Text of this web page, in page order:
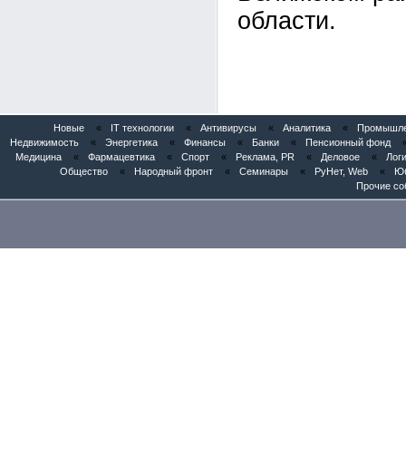
области.
Новые « IT технологии « Антивирусы « Аналитика «
Недвижимость
« Энергетика « Финансы « Банки « Пенсионный фонд
Медицина
« Фармацевтика « Спорт « Реклама, PR « Деловое «
Общество
« Народный фронт « Семинары « РуНет, Web «
Прочие